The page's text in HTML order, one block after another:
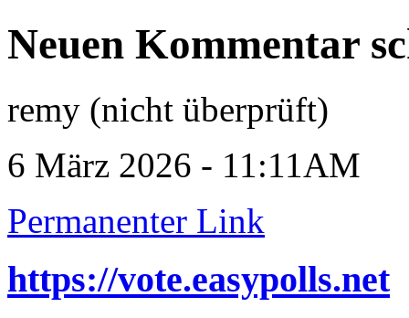
Neuen Kommentar
remy (nicht überprüft)
6 März 2026 - 11:11AM
Permanenter Link
https://vote.easypolls.net